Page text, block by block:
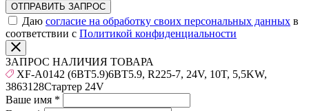
ОТПРАВИТЬ ЗАПРОС
Даю согласие на обработку своих персональных данных в
соответствии с Политикой конфиденциальности
ЗАПРОС НАЛИЧИЯ ТОВАРА
XF-A0142 (6BT5.9)6BT5.9, R225-7, 24V, 10T, 5,5KW,
3863128Стартер 24V
Ваше имя *